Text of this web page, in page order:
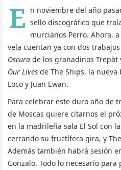
E n noviembre del año
sello discográfico que
murcianos Perro. Ahora,
vela cuentan ya con dos
Oscura de los granadinos Trepàt
Our Lives de The Ships, la nueva
Loco y Juan Ewan.
Para celebrar este duro año de
de Moscas quiere citarnos el
en la madrileña sala El Sol con
cerrando su fructífera gira, y
Además también habrá sesión
Gonzalo. Todo lo necesario